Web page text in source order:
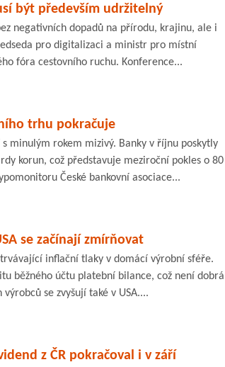
být především udržitelný
negativních dopadů na přírodu, krajinu, ale i
pro digitalizaci a ministr pro místní
fóra cestovního ruchu. Konference...
trhu pokračuje
minulým rokem mizivý. Banky v říjnu poskytly
korun, což představuje meziroční pokles o 80
České bankovní asociace...
se začínají zmírňovat
inflační tlaky v domácí výrobní sféře.
běžného účtu platební bilance, což není dobrá
se zvyšují také v USA....
z ČR pokračoval i v září